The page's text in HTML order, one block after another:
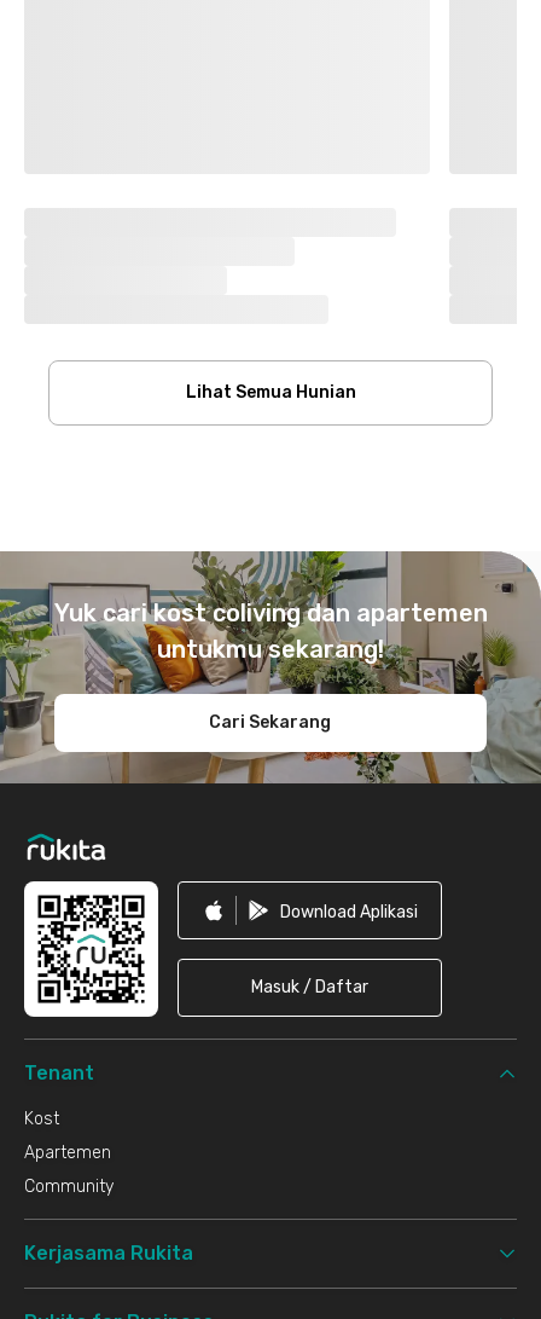
Lihat Semua Hunian
Yuk cari kost coliving dan apartemen
untukmu sekarang!
Cari Sekarang
Download Aplikasi
Masuk / Daftar
Tenant
Kost
Apartemen
Community
Kerjasama Rukita